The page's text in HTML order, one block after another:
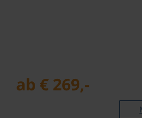
ab € 269,-